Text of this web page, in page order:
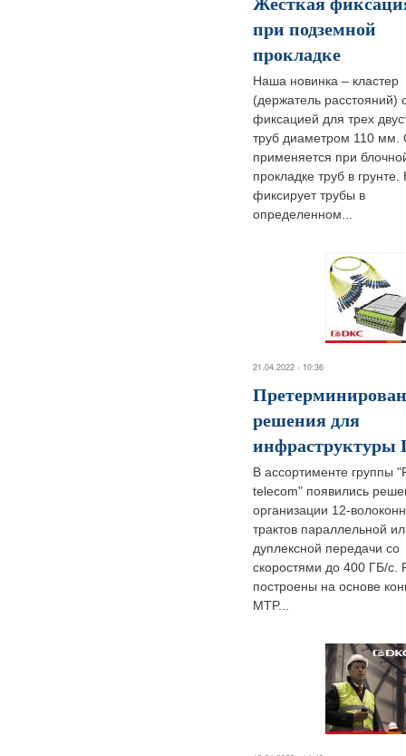
при подземной
прокладке
Наша новинка – кластер
(держатель расстояний)
фиксацией для трех
труб диаметром 110 мм.
применяется при
прокладке труб в грунте.
фиксирует трубы в
определенном...
21.04.2022 - 10:36
решения для
В ассортименте группы
telecom" появились
организации 12-
трактов параллельной
дуплексной передачи со
скоростями до 400 ГБ/с.
построены на основе
MTP...